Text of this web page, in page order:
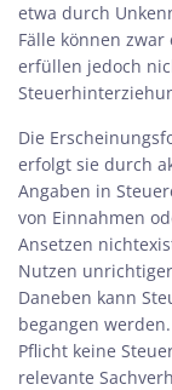
etwa durch
Fälle können
erfüllen jedoch
Die
erfolgt sie durch
Angaben in
von Einnahmen
Ansetzen
Nutzen
Daneben kann
begangen
Pflicht keine
relevante